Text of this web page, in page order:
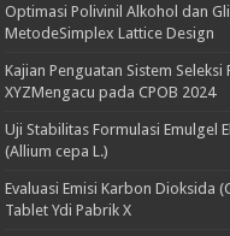
Optimasi Polivinil Alkohol dan
MetodeSimplex Lattice Design
Kajian Penguatan Sistem
XYZMengacu pada CPOB 2024
Uji Stabilitas Formulasi Emulgel
(Allium cepa L.)
Evaluasi Emisi Karbon Dioksida
Tablet Ydi Pabrik X